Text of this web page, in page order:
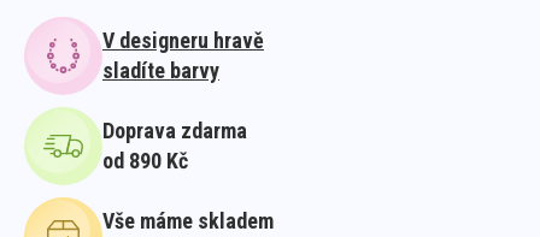
V designeru hravě
sladíte barvy
Doprava zdarma
od 890 Kč
Vše máme skladem